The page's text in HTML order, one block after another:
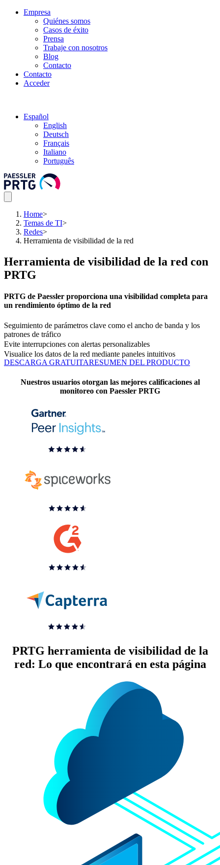
Empresa
Quiénes somos
Casos de éxito
Prensa
Trabaje con nosotros
Blog
Contacto
Contacto
Acceder
Español
English
Deutsch
Français
Italiano
Português
Home>
Temas de TI>
Redes>
Herramienta de visibilidad de la red
Herramienta de visibilidad de la red con
PRTG
PRTG de Paessler proporciona una visibilidad completa para
un rendimiento óptimo de la red
Seguimiento de parámetros clave como el ancho de banda y los
patrones de tráfico
Evite interrupciones con alertas personalizables
Visualice los datos de la red mediante paneles intuitivos
DESCARGA GRATUITARESUMEN DEL PRODUCTO
Nuestros usuarios otorgan las mejores calificaciones al
monitoreo con Paessler PRTG
PRTG herramienta de visibilidad de la
red: Lo que encontrará en esta página